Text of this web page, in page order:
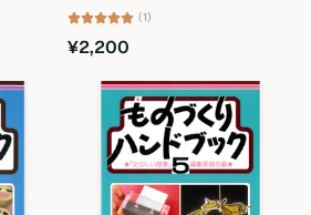
(1)
¥2,200